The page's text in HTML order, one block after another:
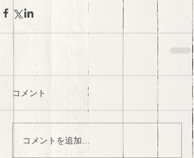
コメント
コメントを追加…